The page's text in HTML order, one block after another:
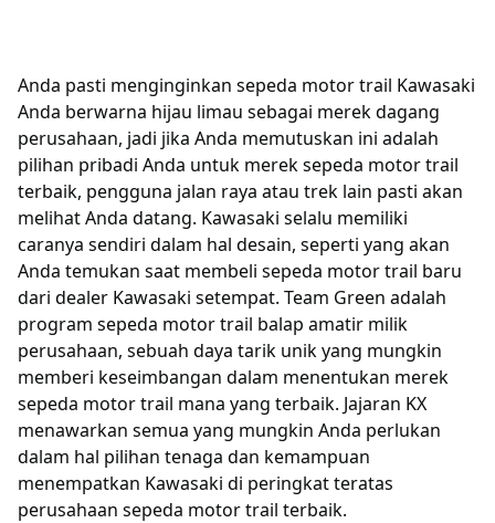
Anda pasti menginginkan sepeda motor trail Kawasaki
Anda berwarna hijau limau sebagai merek dagang
perusahaan, jadi jika Anda memutuskan ini adalah
pilihan pribadi Anda untuk merek sepeda motor trail
terbaik, pengguna jalan raya atau trek lain pasti akan
melihat Anda datang. Kawasaki selalu memiliki
caranya sendiri dalam hal desain, seperti yang akan
Anda temukan saat membeli sepeda motor trail baru
dari dealer Kawasaki setempat. Team Green adalah
program sepeda motor trail balap amatir milik
perusahaan, sebuah daya tarik unik yang mungkin
memberi keseimbangan dalam menentukan merek
sepeda motor trail mana yang terbaik. Jajaran KX
menawarkan semua yang mungkin Anda perlukan
dalam hal pilihan tenaga dan kemampuan
menempatkan Kawasaki di peringkat teratas
perusahaan sepeda motor trail terbaik.